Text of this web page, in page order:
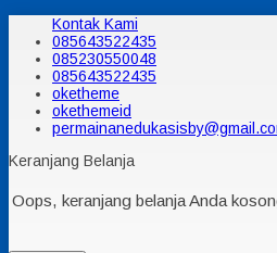
Kontak Kami
085643522435
085230550048
085643522435
oketheme
okethemeid
Keranjang Belanja
Oops, keranjang belanja Anda